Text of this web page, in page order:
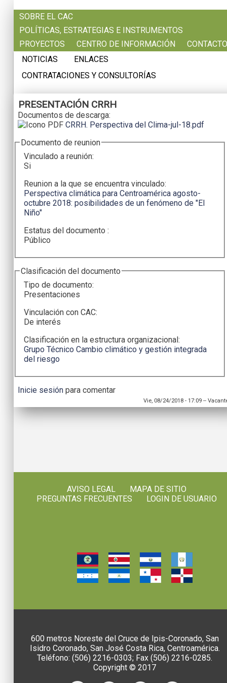
SOBRE EL CAC
POLÍTICAS, ESTRATEGIAS E INSTRUMENTOS
PROYECTOS
CENTRO DE INFORMACIÓN
CONTACTO
NOTICIAS
ENLACES
CONTRATACIONES Y CONSULTORÍAS
PRESENTACIÓN CRRH
Documentos de descarga:
CRRH. Perspectiva del Clima-jul-18.pdf
Documento de reunion
Vinculado a reunión:
Si
Reunion a la que se encuentra vinculado:
Perspectiva climática para Centroamérica agosto-
octubre 2018: posibilidades de un fenómeno de "El
Niño"
Estatus del documento :
Público
Clasificación del documento
Tipo de documento:
Presentaciones
Vinculación con CAC:
De interés
Clasificación en la estructura organizacional:
Grupo Técnico Cambio climático y gestión integrada
del riesgo
Inicie sesiónpara comentar
Vie, 08/24/2018 - 17:09 --
AVISO LEGAL
MAPA DE SITIO
PREGUNTAS FRECUENTES
LOGIN DE USUARIO
600 metros Noreste del Cruce de Ipis-Coronado, San
Isidro Coronado, San José Costa Rica, Centroamérica.
Teléfono: (506) 2216-0303; Fax (506) 2216-0285.
Copyright © 2017